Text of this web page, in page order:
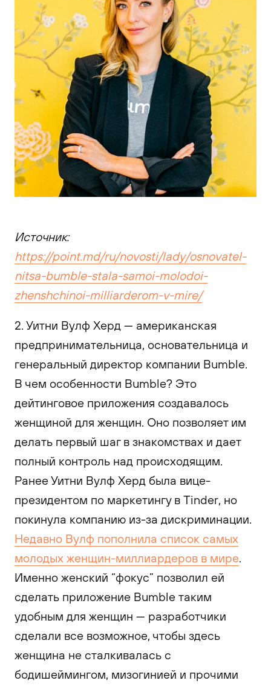
Источник:
https://point.md/ru/novosti/lady/osnovatel-
nitsa-bumble-stala-samoi-molodoi-
zhenshchinoi-milliarderom-v-mire/
2. Уитни Вулф Херд — американская
предпринимательница, основательница и
генеральный директор компании Bumble.
В чем особенности Bumble? Это
дейтинговое приложения создавалось
женщиной для женщин. Оно позволяет им
делать первый шаг в знакомствах и дает
полный контроль над происходящим.
Ранее Уитни Вулф Херд была вице-
президентом по маркетингу в Tinder, но
покинула компанию из-за дискриминации.
Недавно Вулф пополнила список самых
молодых женщин-миллиардеров в мире.
Именно женский “фокус” позволил ей
сделать приложение Bumble таким
удобным для женщин — разработчики
сделали все возможное, чтобы здесь
женщина не сталкивалась с
бодишеймингом, мизогинией и прочими